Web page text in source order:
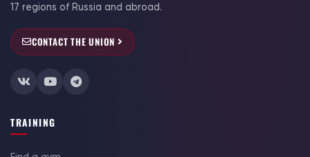
17 regions of Russia and abroad.
CONTACT THE UNION
TRAINING